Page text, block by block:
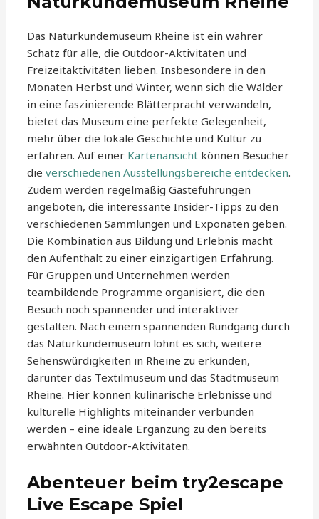
Das Naturkundemuseum Rheine ist ein wahrer
Schatz für alle, die Outdoor-Aktivitäten und
Freizeitaktivitäten lieben. Insbesondere in den
Monaten Herbst und Winter, wenn sich die Wälder
in eine faszinierende Blätterpracht verwandeln,
bietet das Museum eine perfekte Gelegenheit,
mehr über die lokale Geschichte und Kultur zu
erfahren. Auf einer Kartenansicht können Besucher
dieverschiedenen Ausstellungsbereiche entdecken.
Zudem werden regelmäßig Gästeführungen
angeboten, die interessante Insider-Tipps zu den
verschiedenen Sammlungen und Exponaten geben.
Die Kombination aus Bildung und Erlebnis macht
den Aufenthalt zu einer einzigartigen Erfahrung.
Für Gruppen und Unternehmen werden
teambildende Programme organisiert, die den
Besuch noch spannender und interaktiver
gestalten. Nach einem spannenden Rundgang durch
das Naturkundemuseum lohnt es sich, weitere
Sehenswürdigkeiten in Rheine zu erkunden,
darunter das Textilmuseum und das Stadtmuseum
Rheine. Hier können kulinarische Erlebnisse und
kulturelle Highlights miteinander verbunden
werden – eine ideale Ergänzung zu den bereits
erwähnten Outdoor-Aktivitäten.
Abenteuer beim try2escape
Live Escape Spiel